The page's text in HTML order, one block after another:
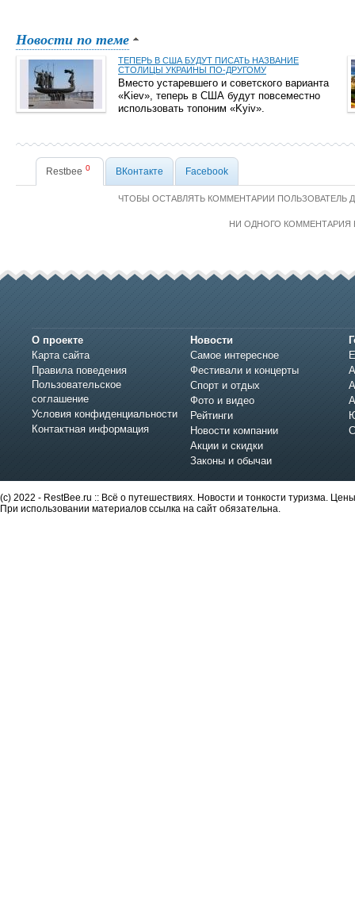
Новости по теме
ТЕПЕРЬ В США БУДУТ ПИСАТЬ НАЗВАНИЕ
СТОЛИЦЫ УКРАИНЫ ПО-ДРУГОМУ
Вместо устаревшего и советского варианта
«Kiev», теперь в США будут повсеместно
использовать топоним «Kyiv».
Restbee 0 ВКонтакте Facebook
ЧТОБЫ ОСТАВЛЯТЬ КОММЕНТАРИИ
НИ ОДНОГО КОММЕНТАРИЯ
О проекте
Карта сайта
Правила поведения
Пользовательское
соглашение
Условия конфиденциальности
Контактная информация
Новости
Самое интересное
Фестивали и концерты
Спорт и отдых
Фото и видео
Рейтинги
Новости компании
Акции и скидки
Законы и обычаи
(c) 2022 - RestBee.ru :: Всё о путешествиях. Новости и тонкости туризма.
При использовании материалов ссылка на сайт обязательна.